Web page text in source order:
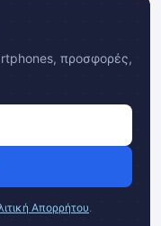
προσφορές,
Απορρήτου.